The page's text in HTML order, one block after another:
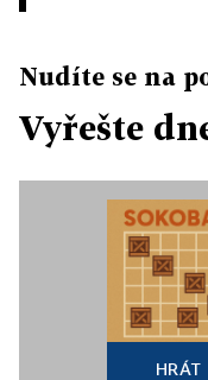
Nudíte se na
Vyřešte
HRÁT